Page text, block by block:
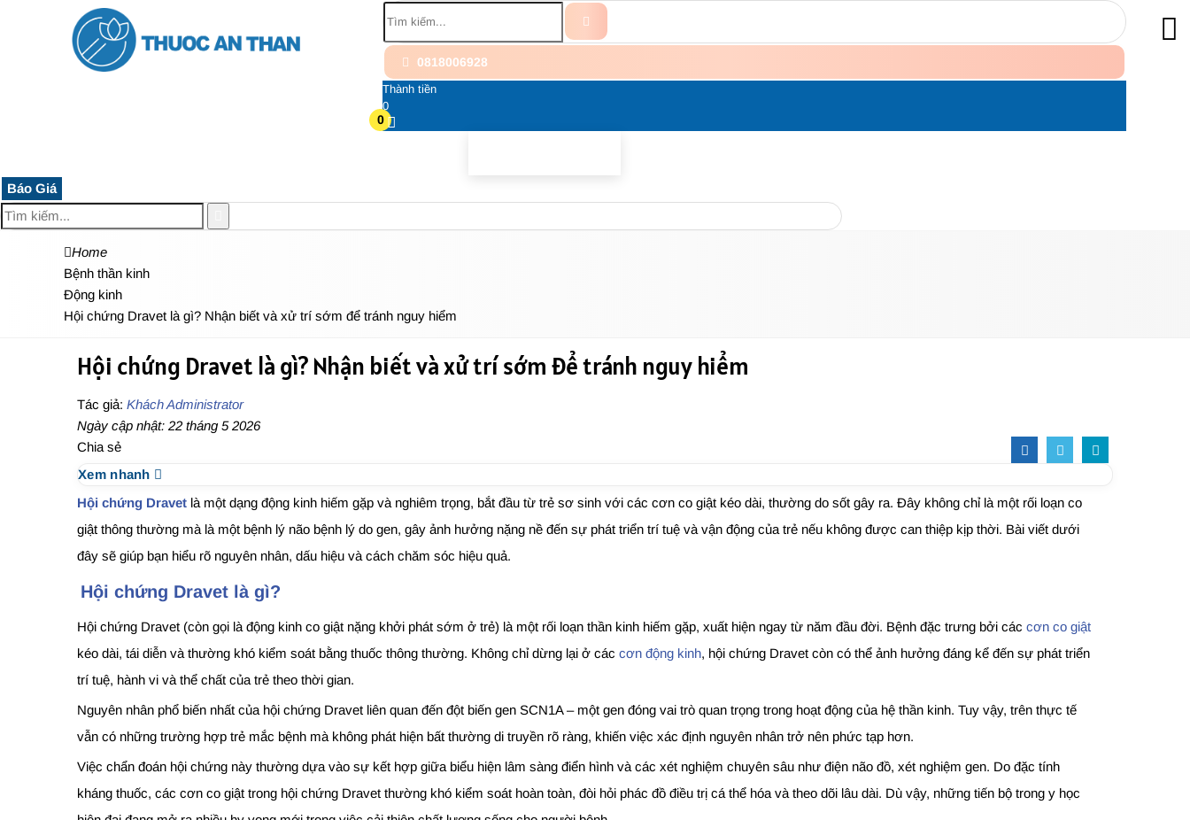
0818006928
Thành tiền
0
0
Báo Giá
Home
Bệnh thần kinh
Động kinh
Hội chứng Dravet là gì? Nhận biết và xử trí sớm để tránh nguy hiểm
Hội chứng Dravet là gì? Nhận biết và xử trí sớm để tránh nguy hiểm
Tác giả: Khách Administrator
Ngày cập nhật: 22 tháng 5 2026
Chia sẻ
Xem nhanh
Hội chứng Dravet là một dạng động kinh hiếm gặp và nghiêm trọng, bắt đầu từ trẻ sơ sinh với các cơn co giật kéo dài, thường do sốt gây ra. Đây không chỉ là một rối loạn co
giật thông thường mà là một bệnh lý não bệnh lý do gen, gây ảnh hưởng nặng nề đến sự phát triển trí tuệ và vận động của trẻ nếu không được can thiệp kịp thời. Bài viết dưới
đây sẽ giúp bạn hiểu rõ nguyên nhân, dấu hiệu và cách chăm sóc hiệu quả.
Hội chứng Dravet là gì?
Hội chứng Dravet (còn gọi là động kinh co giật nặng khởi phát sớm ở trẻ) là một rối loạn thần kinh hiếm gặp, xuất hiện ngay từ năm đầu đời. Bệnh đặc trưng bởi các cơn co giật
kéo dài, tái diễn và thường khó kiểm soát bằng thuốc thông thường. Không chỉ dừng lại ở các cơn động kinh, hội chứng Dravet còn có thể ảnh hưởng đáng kể đến sự phát triển
trí tuệ, hành vi và thể chất của trẻ theo thời gian.
Nguyên nhân phổ biến nhất của hội chứng Dravet liên quan đến đột biến gen SCN1A – một gen đóng vai trò quan trọng trong hoạt động của hệ thần kinh. Tuy vậy, trên thực tế
vẫn có những trường hợp trẻ mắc bệnh mà không phát hiện bất thường di truyền rõ ràng, khiến việc xác định nguyên nhân trở nên phức tạp hơn.
Việc chẩn đoán hội chứng này thường dựa vào sự kết hợp giữa biểu hiện lâm sàng điển hình và các xét nghiệm chuyên sâu như điện não đồ, xét nghiệm gen. Do đặc tính
kháng thuốc, các cơn co giật trong hội chứng Dravet thường khó kiểm soát hoàn toàn, đòi hỏi phác đồ điều trị cá thể hóa và theo dõi lâu dài. Dù vậy, những tiến bộ trong y học